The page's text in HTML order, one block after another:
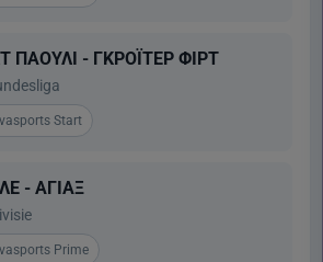
ΠΑΟΥΛΙ - ΓΚΡΟΪΤΕΡ ΦΙΡΤ
Start
- ΑΓΙΑΞ
Prime